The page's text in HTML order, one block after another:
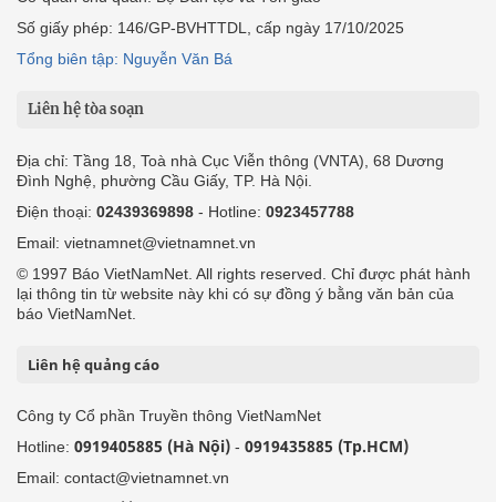
Số giấy phép: 146/GP-BVHTTDL, cấp ngày 17/10/2025
Tổng biên tập: Nguyễn Văn Bá
Liên hệ tòa soạn
Địa chỉ: Tầng 18, Toà nhà Cục Viễn thông (VNTA), 68 Dương
Đình Nghệ, phường Cầu Giấy, TP. Hà Nội.
Điện thoại: 02439369898 - Hotline: 0923457788
Email: vietnamnet@vietnamnet.vn
© 1997 Báo VietNamNet. All rights reserved. Chỉ được phát hành
lại thông tin từ website này khi có sự đồng ý bằng văn bản của
báo VietNamNet.
Liên hệ quảng cáo
Công ty Cổ phần Truyền thông VietNamNet
Hotline: 0919405885 (Hà Nội) - 0919435885 (Tp.HCM)
Email: contact@vietnamnet.vn